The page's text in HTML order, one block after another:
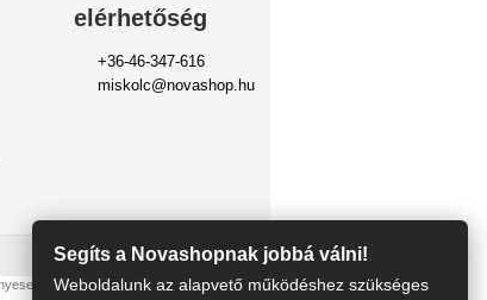
elérhetőség
+36-46-347-616
miskolc@novashop.hu
Segíts a Novashopnak jobbá válni!
Weboldalunk az alapvető működéshez szükséges